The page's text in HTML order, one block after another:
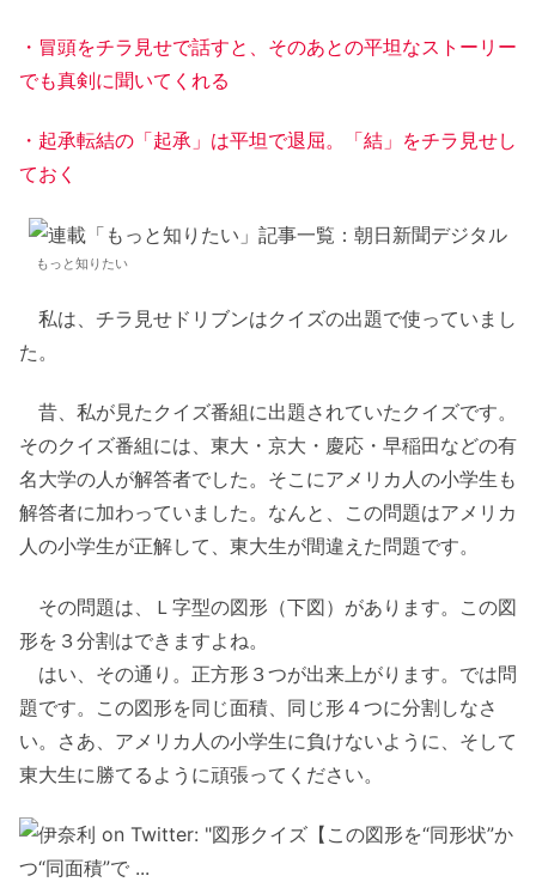
・冒頭をチラ見せで話すと、そのあとの平坦なストーリー
でも真剣に聞いてくれる
・起承転結の「起承」は平坦で退屈。「結」をチラ見せし
ておく
もっと知りたい
私は、チラ見せドリブンはクイズの出題で使っていまし
た。
昔、私が見たクイズ番組に出題されていたクイズです。
そのクイズ番組には、東大・京大・慶応・早稲田などの有
名大学の人が解答者でした。そこにアメリカ人の小学生も
解答者に加わっていました。なんと、この問題はアメリカ
人の小学生が正解して、東大生が間違えた問題です。
その問題は、Ｌ字型の図形（下図）があります。この図
形を３分割はできますよね。
はい、その通り。正方形３つが出来上がります。では問
題です。この図形を同じ面積、同じ形４つに分割しなさ
い。さあ、アメリカ人の小学生に負けないように、そして
東大生に勝てるように頑張ってください。